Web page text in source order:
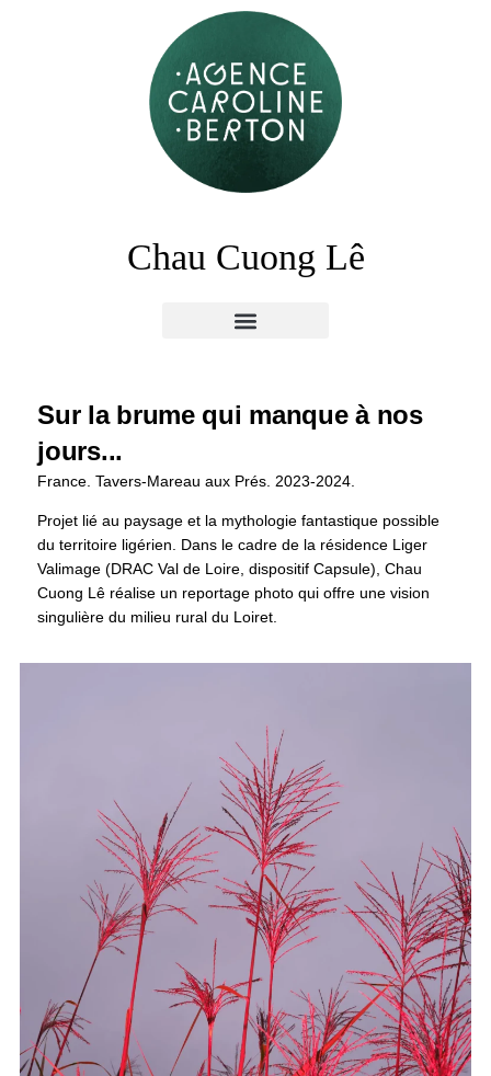
Chau Cuong Lê
Sur la brume qui manque à nos
jours...
France. Tavers-Mareau aux Prés. 2023-2024.
Projet lié au paysage et la mythologie fantastique possible
du territoire ligérien. Dans le cadre de la résidence Liger
Valimage (DRAC Val de Loire, dispositif Capsule), Chau
Cuong Lê réalise un reportage photo qui offre une vision
singulière du milieu rural du Loiret.